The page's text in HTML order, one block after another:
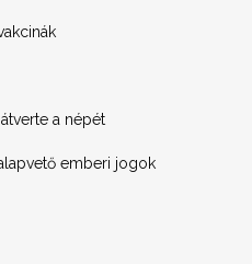
a népét
emberi jogok